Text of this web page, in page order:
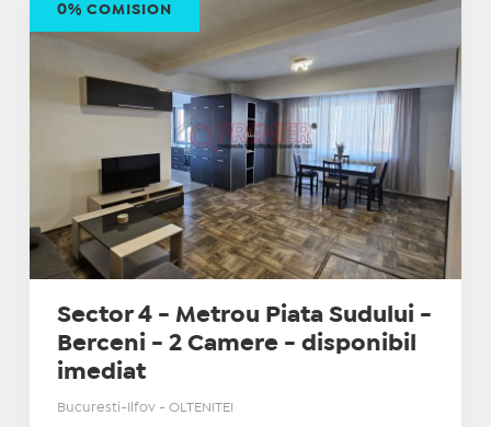
Sector 4 - Metrou Piata Sudului -
Berceni - 2 Camere - disponibil
imediat
Bucuresti-Ilfov - OLTENITEI
0% COMISION